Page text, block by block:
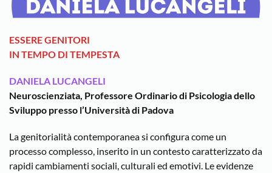
ESSERE GENITORI
IN TEMPO DI TEMPESTA
DANIELA LUCANGELI
Neuroscienziata, Professore Ordinario di Psicologia dello
Sviluppo presso l’Università di Padova
La genitorialità contemporanea si configura come un
processo complesso, inserito in un contesto caratterizzato da
rapidi cambiamenti sociali, culturali ed emotivi. Le evidenze